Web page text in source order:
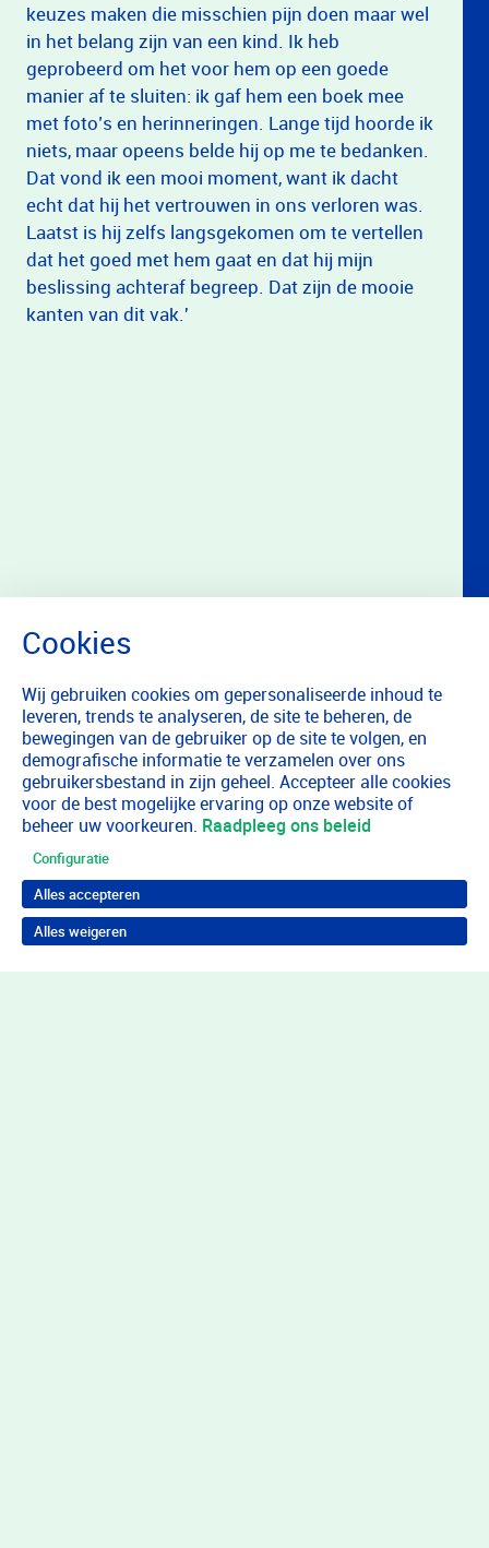
keuzes maken die misschien pijn doen maar wel
in het belang zijn van een kind. Ik heb
geprobeerd om het voor hem op een goede
manier af te sluiten: ik gaf hem een boek mee
met foto’s en herinneringen. Lange tijd hoorde ik
niets, maar opeens belde hij op me te bedanken.
Dat vond ik een mooi moment, want ik dacht
echt dat hij het vertrouwen in ons verloren was.
Laatst is hij zelfs langsgekomen om te vertellen
dat het goed met hem gaat en dat hij mijn
beslissing achteraf begreep. Dat zijn de mooie
kanten van dit vak.'
Wij gebruiken cookies om gepersonaliseerde inhoud te
leveren, trends te analyseren, de site te beheren, de
bewegingen van de gebruiker op de site te volgen, en
demografische informatie te verzamelen over ons
gebruikersbestand in zijn geheel. Accepteer alle cookies
voor de best mogelijke ervaring op onze website of
beheer uw voorkeuren. Raadpleeg ons beleid
Configuratie
Alles accepteren
Alles weigeren